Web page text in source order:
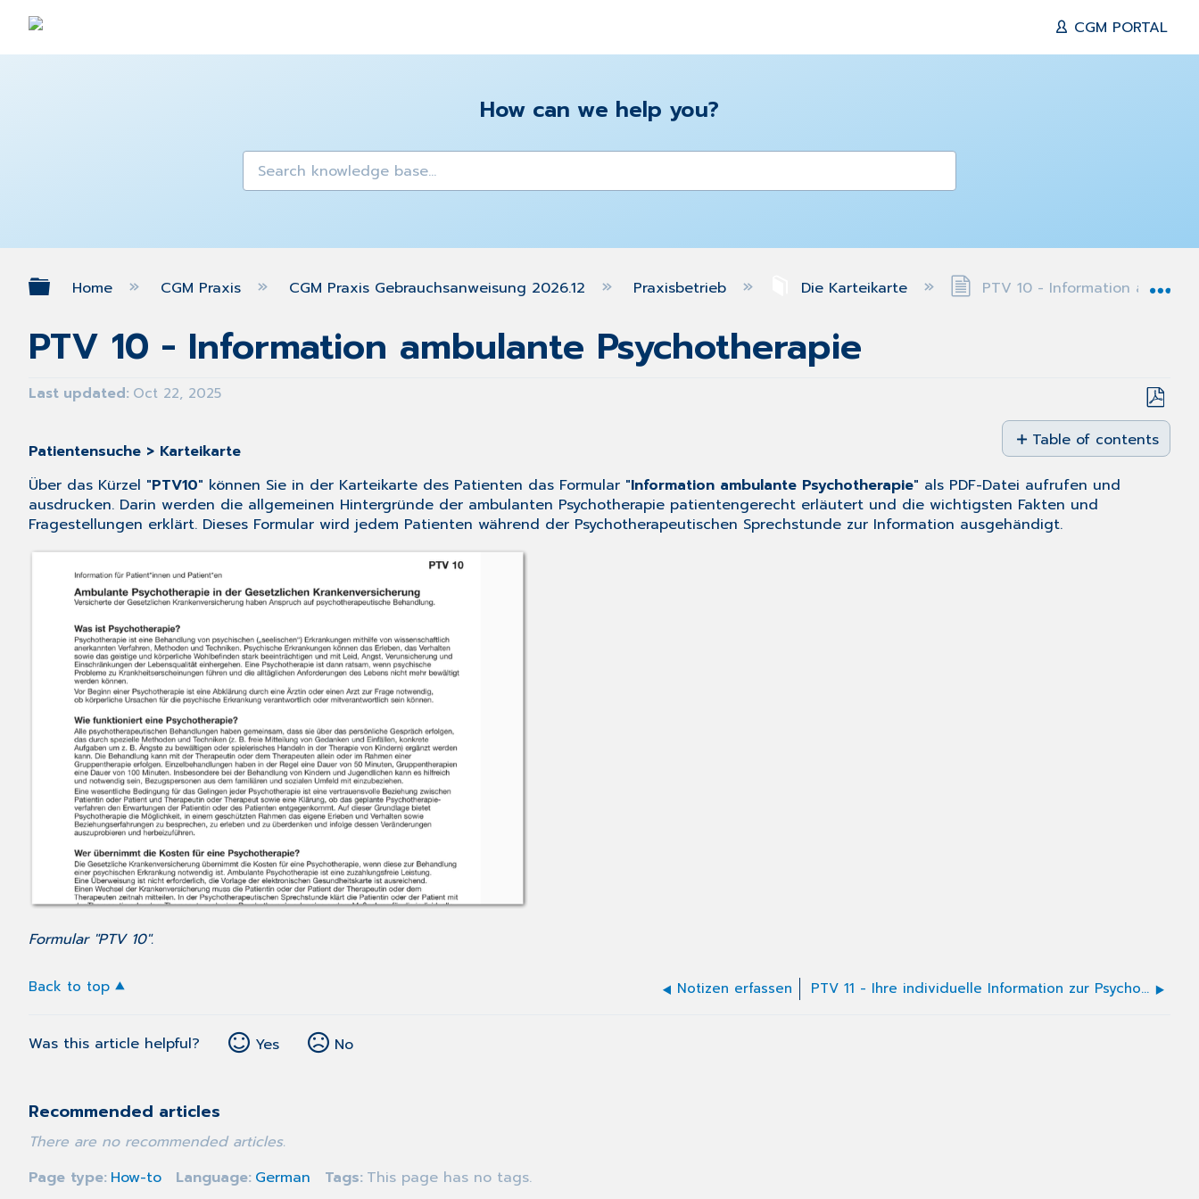
CGM PORTAL
How can we help you?
Expand/collapse global hierarchy
Home CGM Praxis CGM Praxis Gebrauchsanweisung 2026.12 Praxisbetrieb Die Karteikarte PTV 10 - Information
PTV 10 - Information ambulante Psychotherapie
Last updated Oct 22, 2025
Save
as
PDF
Table of contents
No
headers
Patientensuche > Karteikarte
Über das Kürzel "PTV10" können Sie in der Karteikarte des Patienten das Formular "Information ambulante Psychotherapie" als PDF-Datei aufrufen und
ausdrucken. Darin werden die allgemeinen Hintergründe der ambulanten Psychotherapie patientengerecht erläutert und die wichtigsten Fakten und
Fragestellungen erklärt. Dieses Formular wird jedem Patienten während der Psychotherapeutischen Sprechstunde zur Information ausgehändigt.
Formular "PTV 10".
Back to top Notizen erfassen PTV 11 - Ihre individuelle Information zur Psychotherapeutischen Sprechstunde
Was this article helpful? Yes No
Recommended articles
There are no recommended articles.
Page type How-to Language German Tags This page has no tags.